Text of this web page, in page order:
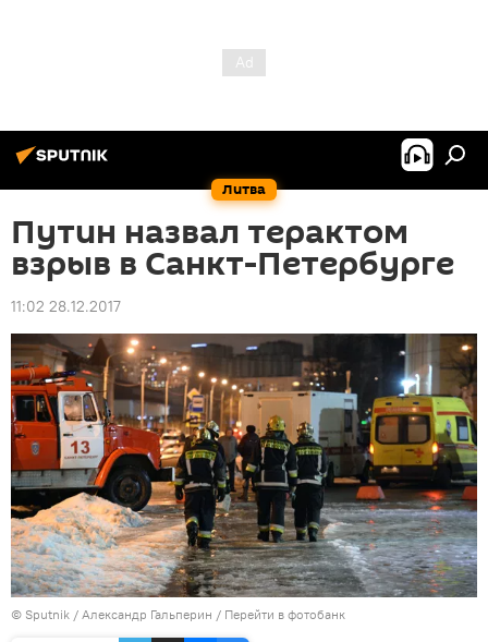
Литва
Путин назвал терактом
взрыв в Санкт-Петербурге
11:02 28.12.2017
© Sputnik / Александр Гальперин / Перейти в фотобанк